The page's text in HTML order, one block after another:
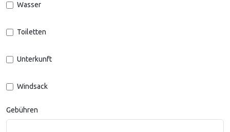
Wasser
Toiletten
Unterkunft
Windsack
Gebühren